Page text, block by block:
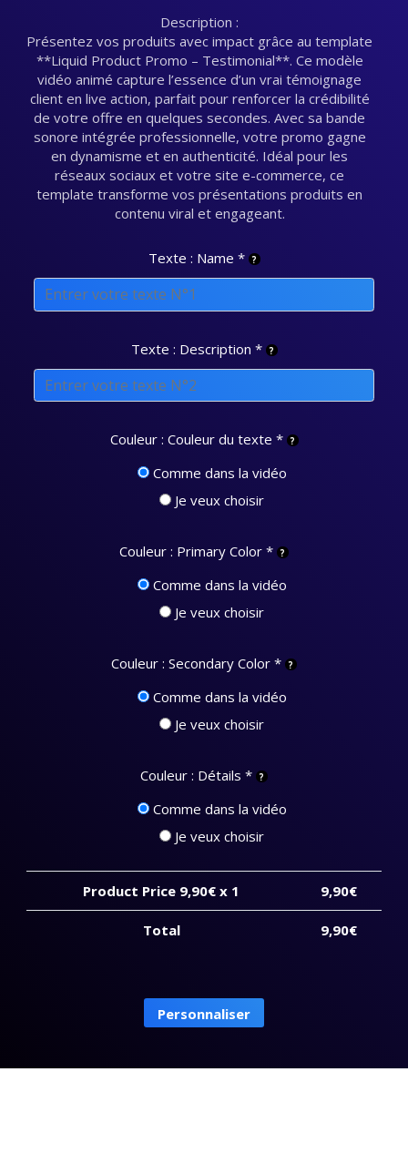
Description :
Présentez vos produits avec impact grâce au template
**Liquid Product Promo – Testimonial**. Ce modèle
vidéo animé capture l’essence d’un vrai témoignage
client en live action, parfait pour renforcer la crédibilité
de votre offre en quelques secondes. Avec sa bande
sonore intégrée professionnelle, votre promo gagne
en dynamisme et en authenticité. Idéal pour les
réseaux sociaux et votre site e-commerce, ce
template transforme vos présentations produits en
contenu viral et engageant.
Texte : Name *
Texte : Description *
Couleur : Couleur du texte *
Comme dans la vidéo
Je veux choisir
Couleur : Primary Color *
Comme dans la vidéo
Je veux choisir
Couleur : Secondary Color *
Comme dans la vidéo
Je veux choisir
Couleur : Détails *
Comme dans la vidéo
Je veux choisir
Product Price 9,90€ x 1 9,90€
Total 9,90€
Liquid
Product
-
Personnaliser